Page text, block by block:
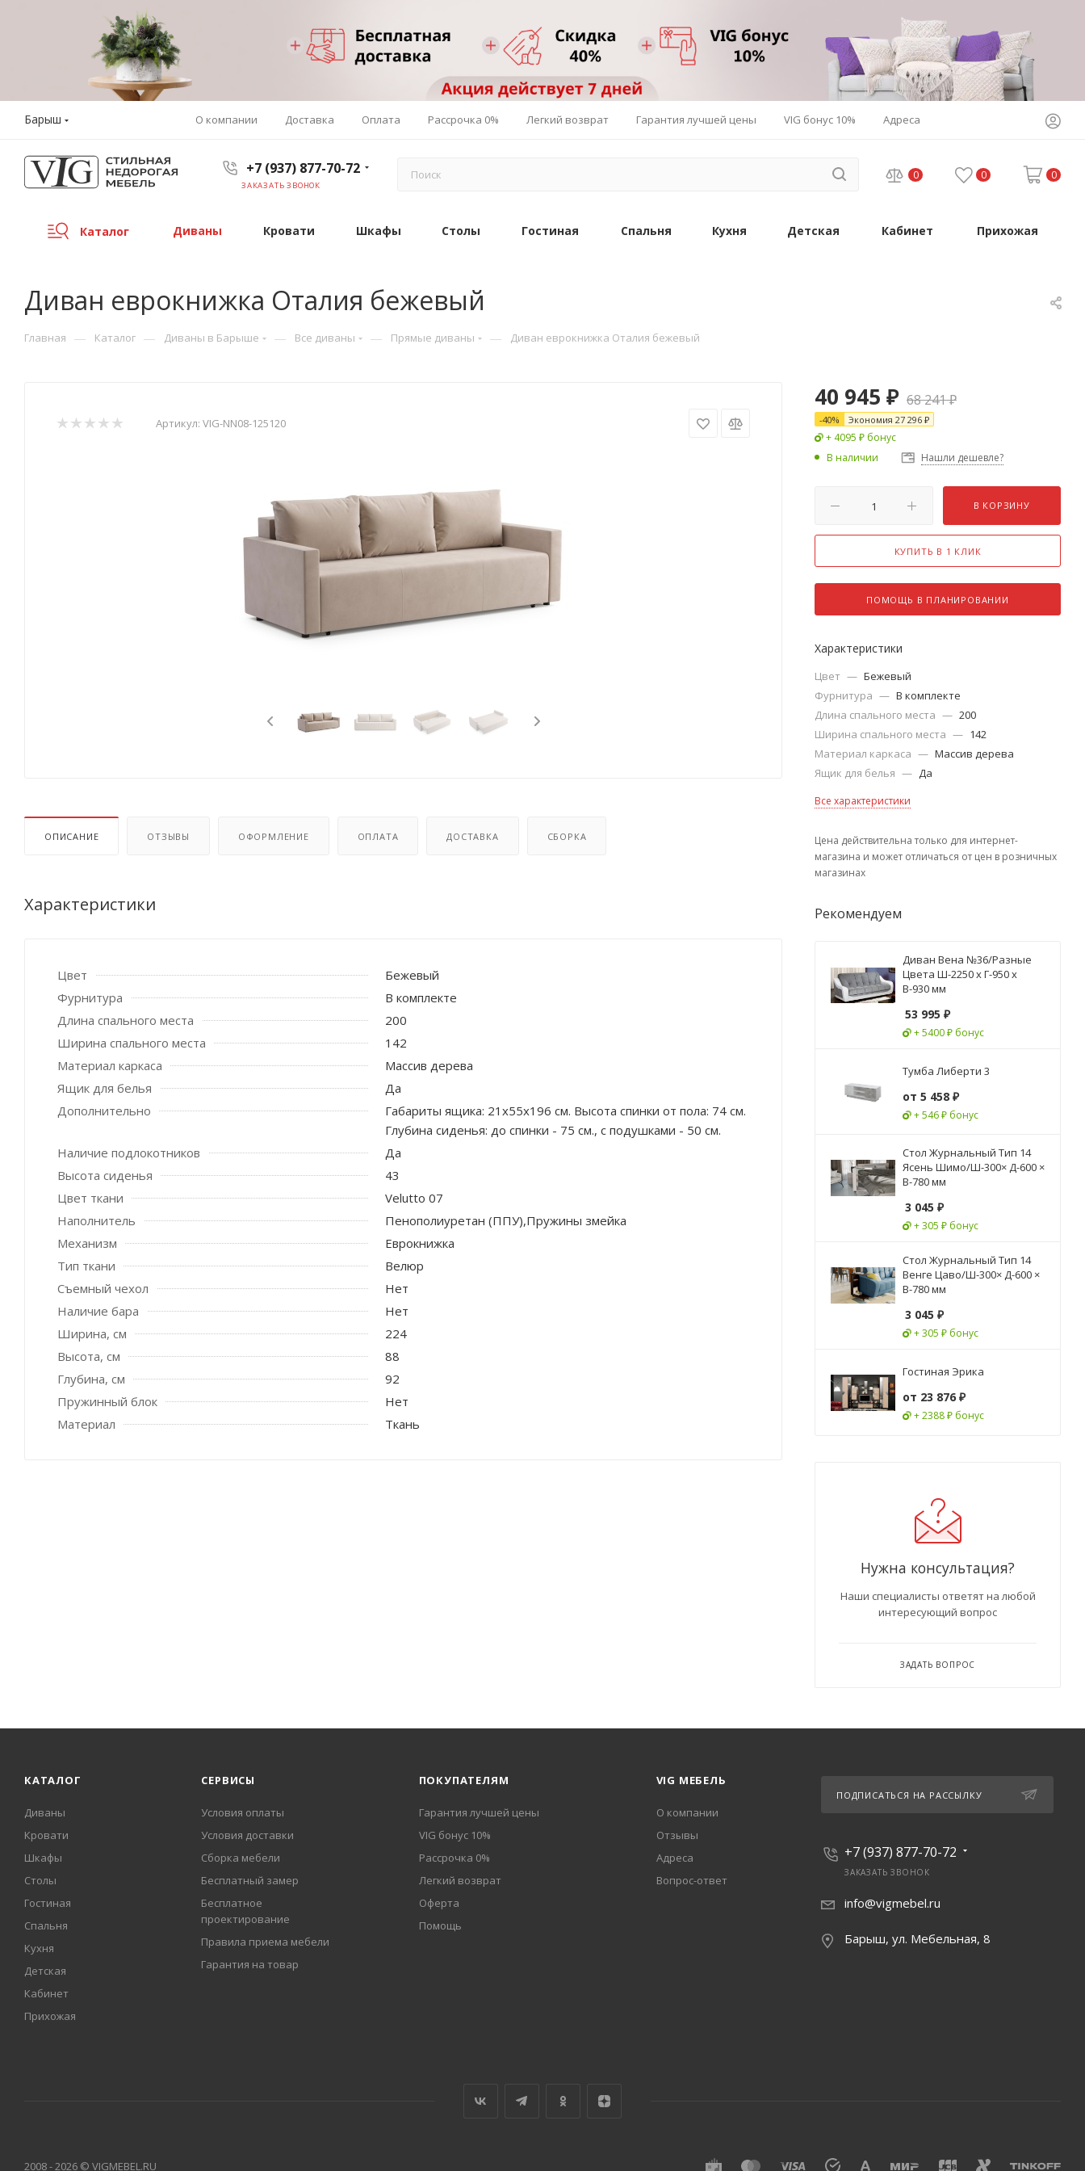
Барыш О компании Доставка Оплата Рассрочка 0% Легкий возврат Гарантия лучшей цены VIG бонус 10% Адреса
+7 (937) 877-70-72
ЗАКАЗАТЬ ЗВОНОК
0 0 0
Каталог Диваны Кровати Шкафы Столы Гостиная Спальня Кухня Детская Кабинет Прихожая
Диван еврокнижка Оталия бежевый
Главная — Каталог — Диваны в Барыше — Все диваны — Прямые диваны — Диван еврокнижка Оталия бежевый
Артикул: VIG-NN08-125120
ОПИСАНИЕ ОТЗЫВЫ ОФОРМЛЕНИЕ ОПЛАТА ДОСТАВКА СБОРКА
Характеристики
Цвет
Бежевый
Фурнитура
В комплекте
Длина спального места
200
Ширина спального места
142
Материал каркаса
Массив дерева
Ящик для белья
Да
Дополнительно
Габариты ящика: 21х55х196 см. Высота спинки от пола: 74 см.
Глубина сиденья: до спинки - 75 см., с подушками - 50 см.
Наличие подлокотников
Да
Высота сиденья
43
Цвет ткани
Velutto 07
Наполнитель
Пенополиуретан (ППУ),Пружины змейка
Механизм
Еврокнижка
Тип ткани
Велюр
Съемный чехол
Нет
Наличие бара
Нет
Ширина, см
224
Высота, см
88
Глубина, см
92
Пружинный блок
Нет
Материал
Ткань
40 945 ₽ 68 241₽
-40% Экономия 27 296 ₽
+ 4095 ₽ бонус
В наличии
Нашли дешевле?
В КОРЗИНУ
КУПИТЬ В 1 КЛИК
ПОМОЩЬ В ПЛАНИРОВАНИИ
Характеристики
Цвет — Бежевый
Фурнитура — В комплекте
Длина спального места — 200
Ширина спального места — 142
Материал каркаса — Массив дерева
Ящик для белья — Да
Все характеристики
Цена действительна только для интернет-
магазина и может отличаться от цен в розничных
магазинах
Рекомендуем
Диван Вена №36/Разные
Цвета Ш-2250 х Г-950 х
В-930 мм
53 995 ₽
+ 5400 ₽ бонус
Тумба Либерти 3
от 5 458 ₽
+ 546 ₽ бонус
Стол Журнальный Тип 14
Ясень Шимо/Ш-300× Д-600 ×
В-780 мм
3 045 ₽
+ 305 ₽ бонус
Стол Журнальный Тип 14
Венге Цаво/Ш-300× Д-600 ×
В-780 мм
3 045 ₽
+ 305 ₽ бонус
Гостиная Эрика
от 23 876 ₽
+ 2388 ₽ бонус
Нужна консультация?
Наши специалисты ответят на любой
интересующий вопрос
ЗАДАТЬ ВОПРОС
КАТАЛОГ
Диваны
Кровати
Шкафы
Столы
Гостиная
Спальня
Кухня
Детская
Кабинет
Прихожая
СЕРВИСЫ
Условия оплаты
Условия доставки
Сборка мебели
Бесплатный замер
Бесплатное
проектирование
Правила приема мебели
Гарантия на товар
ПОКУПАТЕЛЯМ
Гарантия лучшей цены
VIG бонус 10%
Рассрочка 0%
Легкий возврат
Оферта
Помощь
VIG МЕБЕЛЬ
О компании
Отзывы
Адреса
Вопрос-ответ
ПОДПИСАТЬСЯ НА РАССЫЛКУ
+7 (937) 877-70-72
ЗАКАЗАТЬ ЗВОНОК
info@vigmebel.ru
Барыш, ул. Мебельная, 8
2008 - 2026 © VIGMEBEL.RU